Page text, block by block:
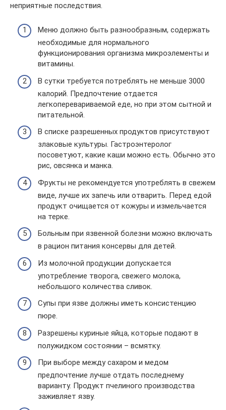
неприятные последствия.
Меню должно быть разнообразным, содержать
необходимые для нормального
функционирования организма микроэлементы и
витамины.
В сутки требуется потреблять не меньше 3000
калорий. Предпочтение отдается
легкоперевариваемой еде, но при этом сытной и
питательной.
В списке разрешенных продуктов присутствуют
злаковые культуры. Гастроэнтеролог
посоветуют, какие каши можно есть. Обычно это
рис, овсянка и манка.
Фрукты не рекомендуется употреблять в свежем
виде, лучше их запечь или отварить. Перед едой
продукт очищается от кожуры и измельчается
на терке.
Больным при язвенной болезни можно включать
в рацион питания консервы для детей.
Из молочной продукции допускается
употребление творога, свежего молока,
небольшого количества сливок.
Супы при язве должны иметь консистенцию
пюре.
Разрешены куриные яйца, которые подают в
полужидком состоянии – всмятку.
При выборе между сахаром и медом
предпочтение лучше отдать последнему
варианту. Продукт пчелиного производства
заживляет язву.